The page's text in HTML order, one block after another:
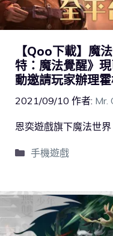
【Qoo下載】魔
特：魔法覺醒》
動邀請玩家辦理
2021/09/10 作者: Mr.
恩奕遊戲旗下魔法世
手機遊戲